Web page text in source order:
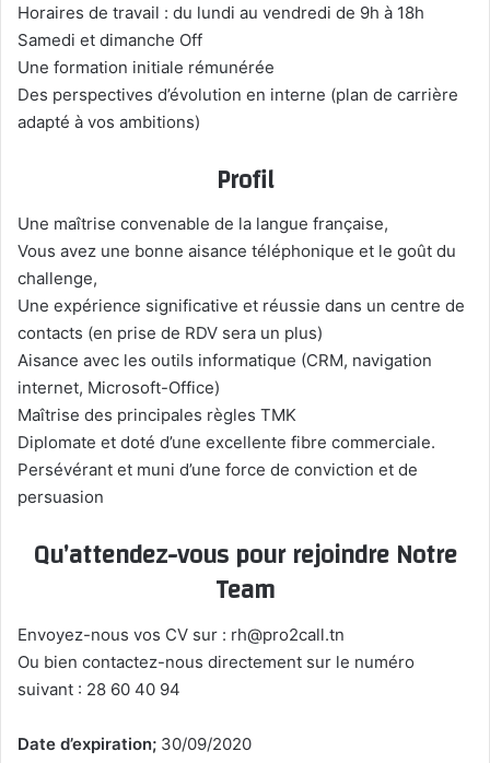
Horaires de travail : du lundi au vendredi de 9h à 18h
Samedi et dimanche Off
Une formation initiale rémunérée
Des perspectives d’évolution en interne (plan de carrière
adapté à vos ambitions)
Profil
Une maîtrise convenable de la langue française,
Vous avez une bonne aisance téléphonique et le goût du
challenge,
Une expérience significative et réussie dans un centre de
contacts (en prise de RDV sera un plus)
Aisance avec les outils informatique (CRM, navigation
internet, Microsoft-Office)
Maîtrise des principales règles TMK
Diplomate et doté d’une excellente fibre commerciale.
Persévérant et muni d’une force de conviction et de
persuasion
Qu’attendez-vous pour rejoindre Notre
Team
Envoyez-nous vos CV sur : rh@pro2call.tn
Ou bien contactez-nous directement sur le numéro
suivant : 28 60 40 94
Date d’expiration; 30/09/2020